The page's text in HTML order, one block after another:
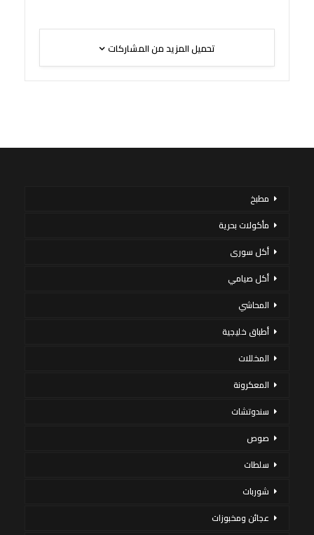
تحميل المزيد من المشاركات
مطبخ
مأكولات بحرية
أكل سورى
أكل صيامي
المحاشي
أطباق خليجية
المخللات
المعكرونة
سندوتشات
صوص
سلطات
شوربات
عجائن ومخبوزات